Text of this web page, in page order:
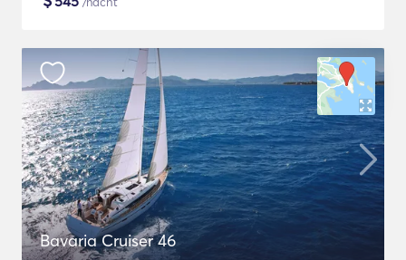
Bavaria Cruiser 46